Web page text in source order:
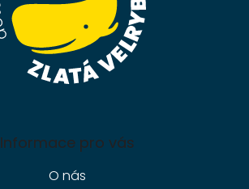
Informace pro vás
O nás